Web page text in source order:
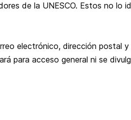
de la UNESCO. Estos no
electrónico, dirección postal
acceso general ni se